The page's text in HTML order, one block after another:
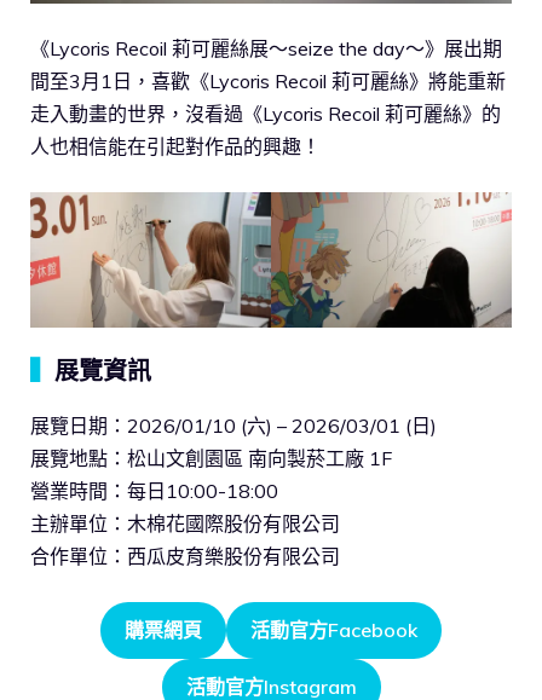
《Lycoris Recoil 莉可麗絲展～seize the day～》展出期
間至3月1日，喜歡《Lycoris Recoil 莉可麗絲》將能重新
走入動畫的世界，沒看過《Lycoris Recoil 莉可麗絲》的
人也相信能在引起對作品的興趣！
展覽資訊
展覽日期：2026/01/10 (六) – 2026/03/01 (日)
展覽地點：松山文創園區 南向製菸工廠 1F
營業時間：每日10:00-18:00
主辦單位：木棉花國際股份有限公司
合作單位：西瓜皮育樂股份有限公司
購票網頁 活動官方Facebook
活動官方Instagram